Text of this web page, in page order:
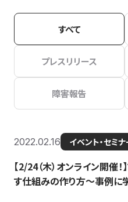
すべて
プレスリリース
障害報告
2022.02.16 イベント・セミ
【2/24（木）オンライン開催
す仕組みの作り方〜事例に